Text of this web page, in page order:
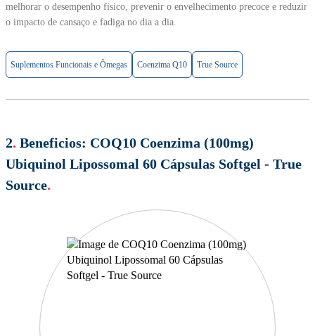
melhorar o desempenho físico, prevenir o envelhecimento precoce e reduzir
o impacto de cansaço e fadiga no dia a dia.
Suplementos Funcionais e Ômegas Coenzima Q10 True Source
2. Beneficios: COQ10 Coenzima (100mg)
Ubiquinol Lipossomal 60 Cápsulas Softgel - True
Source.